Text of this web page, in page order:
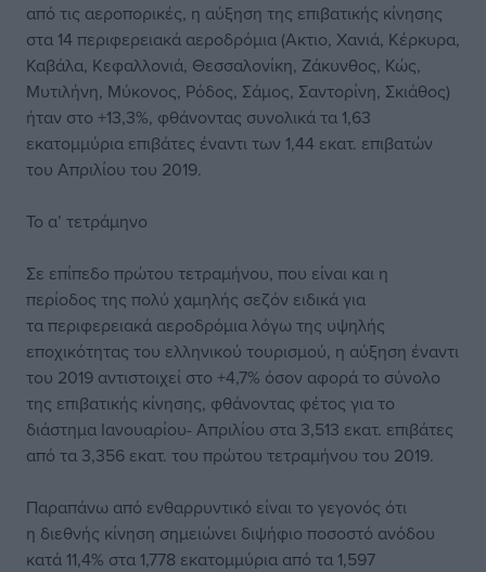
από τις αεροπορικές, η αύξηση της επιβατικής κίνησης
στα 14 περιφερειακά αεροδρόμια (Ακτιο, Χανιά, Κέρκυρα,
Καβάλα, Κεφαλλονιά, Θεσσαλονίκη, Ζάκυνθος, Κώς,
Μυτιλήνη, Μύκονος, Ρόδος, Σάμος, Σαντορίνη, Σκιάθος)
ήταν στο +13,3%, φθάνοντας συνολικά τα 1,63
εκατομμύρια επιβάτες έναντι των 1,44 εκατ. επιβατών
του Απριλίου του 2019.
Το α’ τετράμηνο
Σε επίπεδο πρώτου τετραμήνου, που είναι και η
περίοδος της πολύ χαμηλής σεζόν ειδικά για
τα περιφερειακά αεροδρόμια λόγω της υψηλής
εποχικότητας του ελληνικού τουρισμού, η αύξηση έναντι
του 2019 αντιστοιχεί στο +4,7% όσον αφορά το σύνολο
της επιβατικής κίνησης, φθάνοντας φέτος για το
διάστημα Ιανουαρίου- Απριλίου στα 3,513 εκατ. επιβάτες
από τα 3,356 εκατ. του πρώτου τετραμήνου του 2019.
Παραπάνω από ενθαρρυντικό είναι το γεγονός ότι
η διεθνής κίνηση σημειώνει διψήφιο ποσοστό ανόδου
κατά 11,4% στα 1,778 εκατομμύρια από τα 1,597